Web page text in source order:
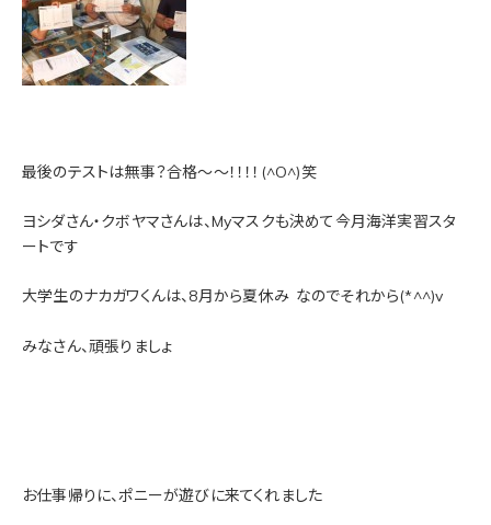
最後のテストは無事？合格～～！！！！(^O^)笑
ヨシダさん・クボヤマさんは、Myマスクも決めて今月海洋実習スタ
ートです
大学生のナカガワくんは、8月から夏休み なのでそれから(*^^)v
みなさん、頑張りましょ
お仕事帰りに、ポニーが遊びに来てくれました